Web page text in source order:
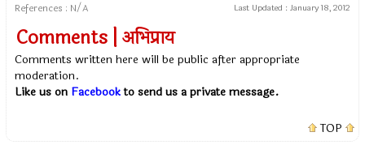
References : N/A Last Updated : January 18, 2012
Comments | अभिप्राय
Comments written here will be public after appropriate
moderation.
Like us on Facebookto send us a private message.
TOP